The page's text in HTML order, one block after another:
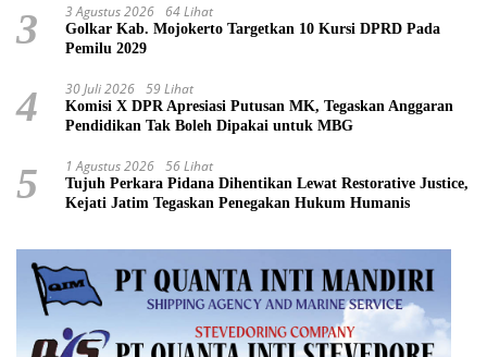
3 3 Agustus 2026 64 Lihat
Golkar Kab. Mojokerto Targetkan 10 Kursi DPRD Pada
Pemilu 2029
4 30 Juli 2026 59 Lihat
Komisi X DPR Apresiasi Putusan MK, Tegaskan Anggaran
Pendidikan Tak Boleh Dipakai untuk MBG
5 1 Agustus 2026 56 Lihat
Tujuh Perkara Pidana Dihentikan Lewat Restorative Justice,
Kejati Jatim Tegaskan Penegakan Hukum Humanis